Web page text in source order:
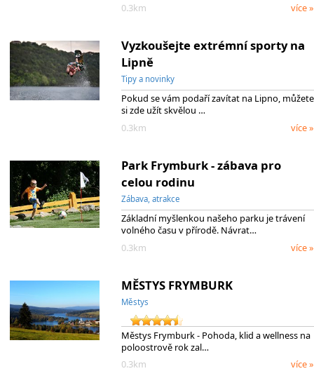
0.3km
více »
Vyzkoušejte extrémní sporty na
Lipně
Tipy a novinky
Pokud se vám podaří zavítat na Lipno, můžete
si zde užít skvělou …
0.3km
více »
Park Frymburk - zábava pro
celou rodinu
Zábava, atrakce
Základní myšlenkou našeho parku je trávení
volného času v přírodě. Návrat…
0.3km
více »
MĚSTYS FRYMBURK
Městys
Městys Frymburk - Pohoda, klid a wellness na
poloostrově rok zal…
0.3km
více »